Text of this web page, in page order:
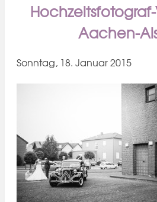
Aachen-
Sonntag, 18. Januar 2015